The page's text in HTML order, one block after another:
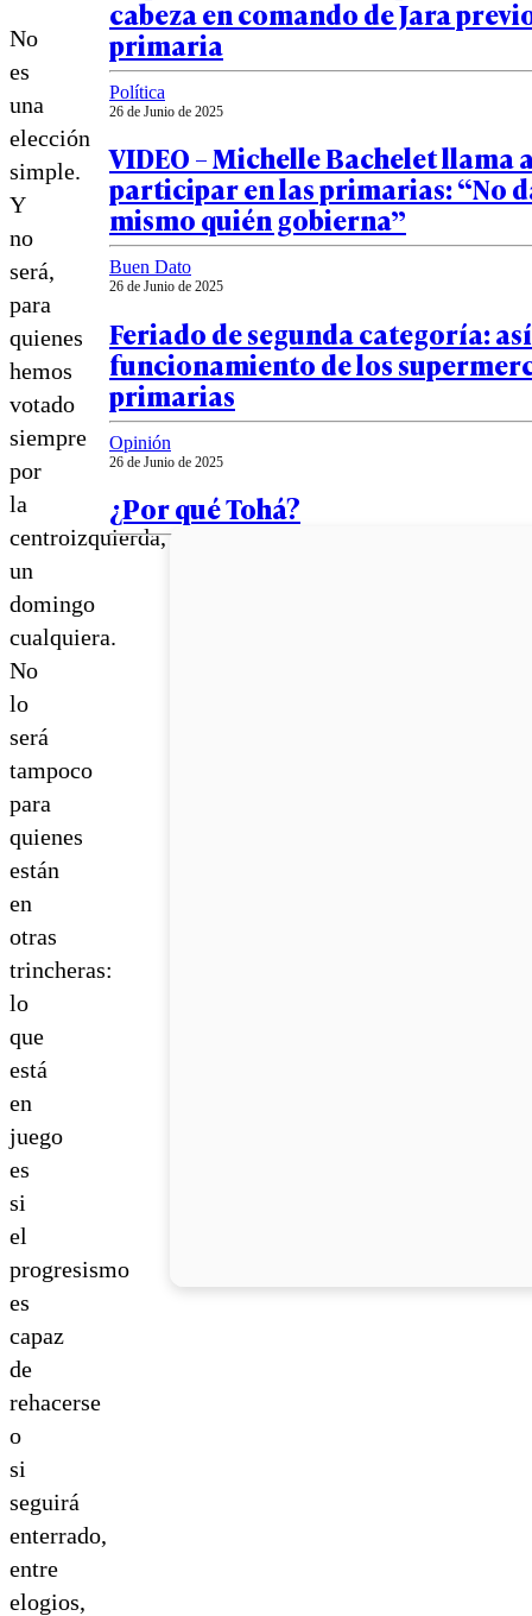
No
es
una
elección
simple.
Y
no
será,
para
quienes
hemos
votado
siempre
por
la
centroizquierda,
un
domingo
cualquiera.
No
lo
será
tampoco
para
quienes
están
en
otras
trincheras:
lo
que
está
en
juego
es
si
el
progresismo
es
capaz
de
rehacerse
o
si
seguirá
enterrado,
entre
elogios,
cabeza en comando de Jara
primaria
Política
26 de Junio de 2025
VIDEO – Michelle Bachelet llama
participar en las primarias: “No
mismo quién gobierna”
Buen Dato
26 de Junio de 2025
Feriado de segunda categoría:
funcionamiento de los
primarias
Opinión
26 de Junio de 2025
¿Por qué Tohá?